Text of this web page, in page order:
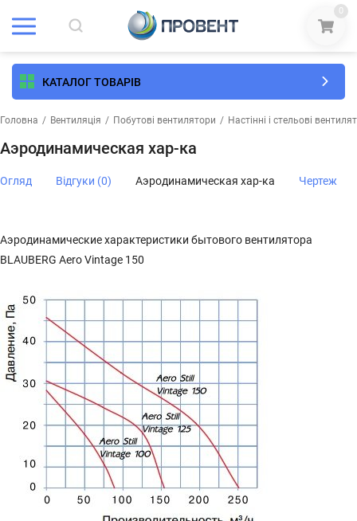
0
КАТАЛОГ ТОВАРІВ
Головна / Вентиляція / Побутові вентилятори / Настінні і стельові
Аэродинамическая хар-ка
Огляд Відгуки (0) Аэродинамическая хар-ка Чертеж
Аэродинамические характеристики бытового вентилятора
BLAUBERG Aero Vintage 150